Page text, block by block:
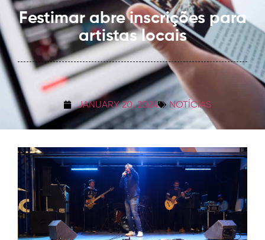
Festimarabre inscrições para
artistas locais
JANUARY 20, 2024 NOTÍCIAS